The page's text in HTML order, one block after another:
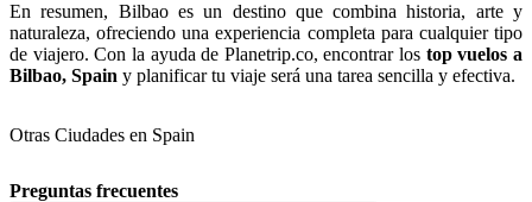
En resumen, Bilbao es un destino que combina historia, arte y
naturaleza, ofreciendo una experiencia completa para cualquier tipo
de viajero. Con la ayuda de Planetrip.co, encontrar los top vuelos a
Bilbao, Spain y planificar tu viaje será una tarea sencilla y efectiva.
Otras Ciudades en Spain
Preguntas frecuentes